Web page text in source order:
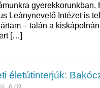
Leánynevelő Intézet is
– talán a
[…]
életútinterjúk: